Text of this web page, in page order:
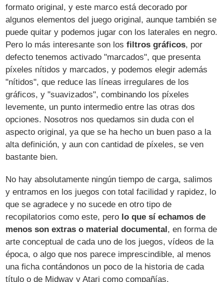
formato original, y este marco está decorado por
algunos elementos del juego original, aunque también se
puede quitar y podemos jugar con los laterales en negro.
Pero lo más interesante son losfiltros gráficos, por
defecto tenemos activado "marcados", que presenta
píxeles nítidos y marcados, y podemos elegir además
"nítidos", que reduce las líneas irregulares de los
gráficos, y "suavizados", combinando los píxeles
levemente, un punto intermedio entre las otras dos
opciones. Nosotros nos quedamos sin duda con el
aspecto original, ya que se ha hecho un buen paso a la
alta definición, y aun con cantidad de píxeles, se ven
bastante bien.
No hay absolutamente ningún tiempo de carga, salimos
y entramos en los juegos con total facilidad y rapidez, lo
que se agradece y no sucede en otro tipo de
recopilatorios como este, pero lo que sí echamos de
menos son extras o material documental, en forma de
arte conceptual de cada uno de los juegos, vídeos de la
época, o algo que nos parece imprescindible, al menos
una ficha contándonos un poco de la historia de cada
título o de Midway y Atari como compañías.